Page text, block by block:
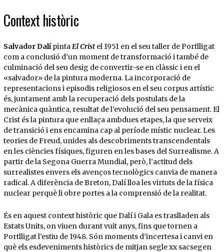
Context històric
Salvador DalípintaEl Crist el 1951 en el seu taller de Portlligat
com a conclusió d’un moment de transformació i també de
culminació del seu desig de convertir-se en clàssic i en el
«salvador» de la pintura moderna. La incorporació de
representacions i episodis religiosos en el seu corpus artístic
és, juntament amb la recuperació dels postulats de la
mecànica quàntica, resultat de l’evolució del seu pensament. El
Crist és la pintura que enllaça ambdues etapes, la que serveix
de transició i ens encamina cap al període místic nuclear. Les
teories de Freud, unides als descobriments transcendentals
en les ciències físiques, figuren en les bases del Surrealisme. A
partir de la Segona Guerra Mundial, però, l’actitud dels
surrealistes envers els avenços tecnològics canvia de manera
radical. A diferència de Breton, Dalí lloa les virtuts de la física
nuclear perquè li obre portes a la comprensió de la realitat.
És en aquest context històric que Dalí i Gala es traslladen als
Estats Units, on viuen durant vuit anys, fins que tornen a
Portlligat l’estiu de 1948. Són moments d’incertesa i canvi en
què els esdeveniments històrics de mitjan segle xx sacsegen